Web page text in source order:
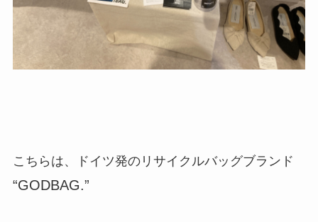
こちらは、ドイツ発のリサイクルバッグブランド
“GODBAG.”